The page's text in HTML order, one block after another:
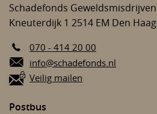
Schadefonds Geweldsmisdrijven
Kneuterdijk 1 2514 EM Den Haag
070 - 414 20 00
E-mail:
info@schadefonds.nl
Veilig mailen
Postbus